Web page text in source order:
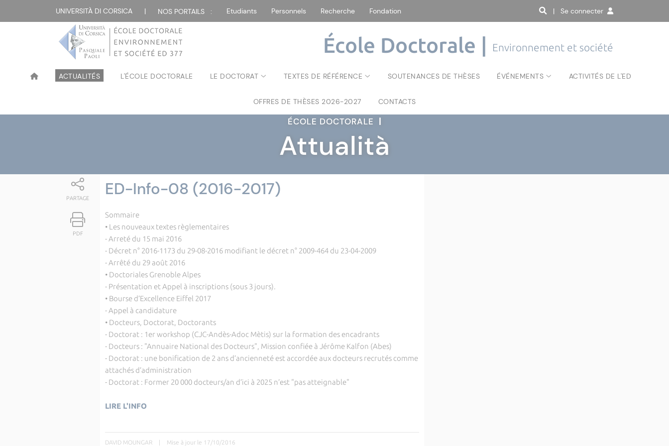
UNIVERSITÀ DI CORSICA | NOS PORTAILS : Etudiants Personnels Recherche Fondation | Se connecter
École Doctorale | Environnement et société
ACTUALITÉS L'ÉCOLE DOCTORALE LE DOCTORAT TEXTES DE RÉFÉRENCE SOUTENANCES DE THÈSES ÉVÉNEMENTS ACTIVITÉS DE L'ED
OFFRES DE THÈSES 2026-2027 CONTACTS
ÉCOLE DOCTORALE |
Attualità
PARTAGE
PDF
ED-Info-08 (2016-2017)
Sommaire
• Les nouveaux textes règlementaires
- Arreté du 15 mai 2016
- Décret n° 2016-1173 du 29-08-2016 modifiant le décret n° 2009-464 du 23-04-2009
- Arrêté du 29 août 2016
• Doctoriales Grenoble Alpes
- Présentation et Appel à inscriptions (sous 3 jours).
• Bourse d’Excellence Eiffel 2017
- Appel à candidature
• Docteurs, Doctorat, Doctorants
- Doctorat : 1er workshop (CJC-Andès-Adoc Mètis) sur la formation des encadrants
- Docteurs : "Annuaire National des Docteurs", Mission confiée à Jérôme Kalfon (Abes)
- Doctorat : une bonification de 2 ans d’ancienneté est accordée aux docteurs recrutés comme
attachés d’administration
- Doctorat : Former 20 000 docteurs/an d’ici à 2025 n’est "pas atteignable"
LIRE L'INFO
DAVID MOUNGAR | Mise à jour le 17/10/2016